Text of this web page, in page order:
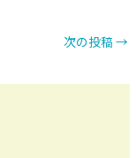
次の投稿 →